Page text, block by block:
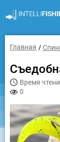
Главная
Время
0